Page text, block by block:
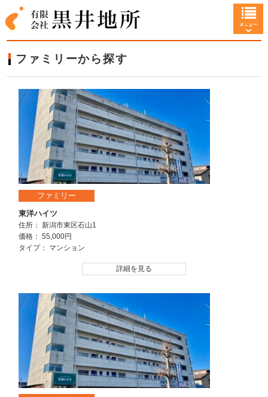
ファミリーから探す
ファミリー
東洋ハイツ
住所： 新潟市東区石山1
価格： 55,000円
タイプ： マンション
詳細を見る